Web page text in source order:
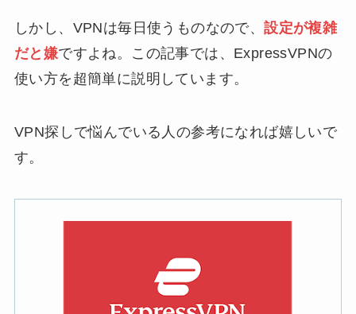
しかし、VPNは毎日使うものなので、設定が複雑
だと嫌ですよね。この記事では、ExpressVPNの
使い方を超簡単に説明しています。
VPN探しで悩んでいる人の参考になれば嬉しいで
す。